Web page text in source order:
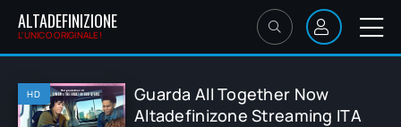
ALTADEFINIZIONE
L'UNICO ORIGINALE!
HD
Guarda All Together Now
Altadefinizone Streaming ITA